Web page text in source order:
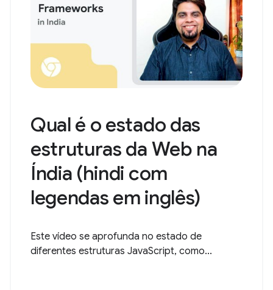
Qual é o estado das
estruturas da Web na
Índia (hindi com
legendas em inglês)
Este vídeo se aprofunda no estado de
diferentes estruturas JavaScript, como...